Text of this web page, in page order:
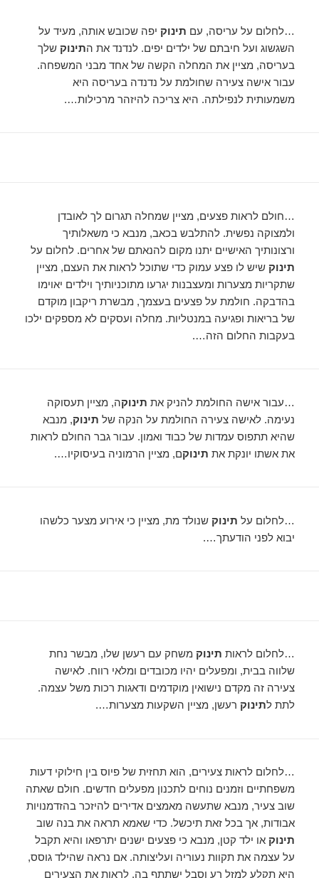
…לחלום על עריסה, עם תינוק יפה שכובש אותה, מעיד על
השגשוג ועל חיבתם של ילדים יפים. לנדנד את התינוק שלך
בעריסה, מציין את המחלה הקשה של אחד מבני המשפחה.
עבור אישה צעירה שחולמת על נדנדה בעריסה היא
משמעותית לנפילתה. היא צריכה להיזהר מרכילות….
…חולם לראות פצעים, מציין שמחלה תגרום לך לאובדן
ולמצוקה נפשית. להתלבש בכאב, מנבא כי משאלותיך
ורצונותיך האישיים יתנו מקום להנאתם של אחרים. לחלום על
תינוק שיש לו פצע עמוק כדי שתוכל לראות את העצם, מציין
שתקריות מצערות ומעצבנות יגרעו מתוכניותיך וילדים יאוימו
בהדבקה. חולמת על פצעים בעצמך, מבשרת ריקבון מוקדם
של בריאות ופגיעה במנטליות. מחלה ועסקים לא מספקים ילכו
בעקבות החלום הזה….
…עבור אישה החולמת להניק את תינוקה, מציין תעסוקה
נעימה. לאישה צעירה החולמת על הנקה של תינוק, מנבא
שהיא תתפוס עמדות של כבוד ואמון. עבור גבר החולם לראות
את אשתו יונקת את תינוקם, מציין הרמוניה בעיסוקיו….
…לחלום על תינוק שנולד מת, מציין כי אירוע מצער כלשהו
יבוא לפני הודעתך….
…לחלום לראות תינוק משחק עם רעשן שלו, מבשר נחת
שלווה בבית, ומפעלים יהיו מכובדים ומלאי רווח. לאישה
צעירה זה מקדם נישואין מוקדמים ודאגות רכות משל עצמה.
לתת לתינוק רעשן, מציין השקעות מצערות….
…לחלום לראות צעירים, הוא תחזית של פיוס בין חילוקי דעות
משפחתיים וזמנים נוחים לתכנון מפעלים חדשים. חולם שאתה
שוב צעיר, מנבא שתעשה מאמצים אדירים להיזכר בהזדמנויות
אבודות, אך בכל זאת תיכשל. כדי שאמא תראה את בנה שוב
תינוק או ילד קטן, מנבא כי פצעים ישנים יתרפאו והיא תקבל
על עצמה את תקוות נעוריה ועליצותה. אם נראה שהילד גוסס,
היא תקלע למזל רע וסבל ישתתף בה. לראות את הצעירים